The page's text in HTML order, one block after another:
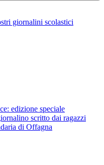
giornalini scolastici
edizione speciale
scritto dai ragazzi
di Offagna